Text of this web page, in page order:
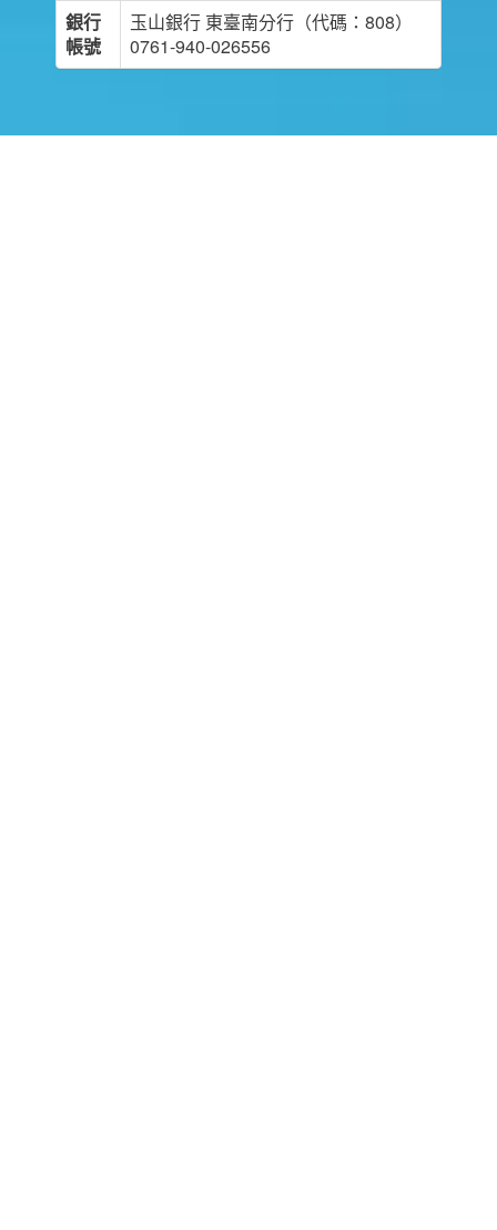
銀行
帳號
玉山銀行 東臺南分行（代碼：808）
0761-940-026556